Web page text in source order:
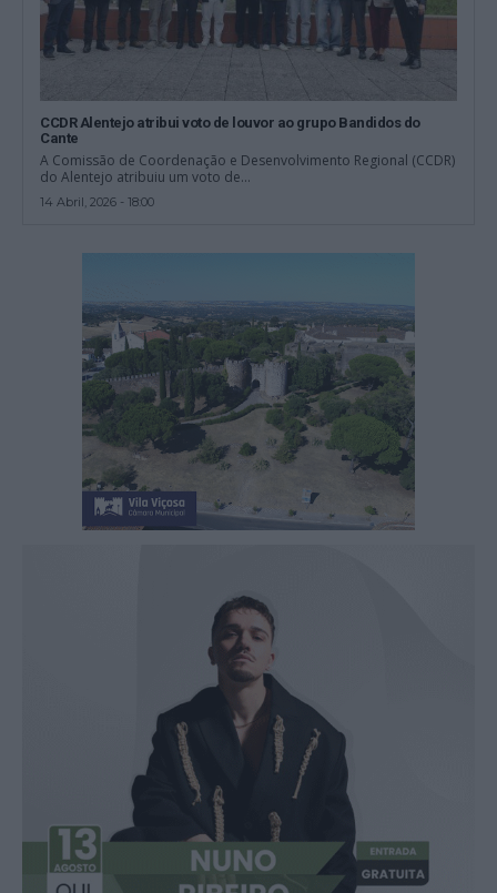
CCDR Alentejo atribui voto de louvor ao grupo Bandidos do
Cante
A Comissão de Coordenação e Desenvolvimento Regional (CCDR)
do Alentejo atribuiu um voto de...
14 Abril, 2026 - 18:00